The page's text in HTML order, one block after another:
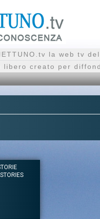
la web tv
libero creato per